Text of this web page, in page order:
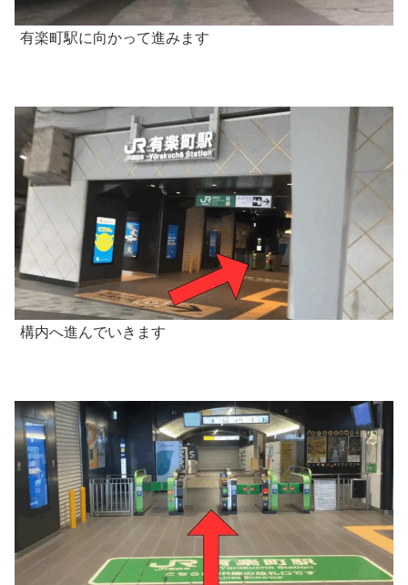
有楽町駅に向かって進みます
構内へ進んでいきます